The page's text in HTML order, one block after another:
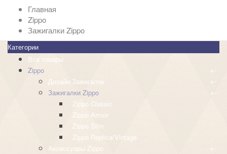
Главная
Zippo
Зажигалки Zippo
Категории
Все товары
Zippo
+-
Дизайн Зажигалок +-
Зажигалки Zippo +-
Zippo Classic
Zippo Armor
Zippo Slim
Zippo Replica/Vintage
Аксессуары Zippo
+-